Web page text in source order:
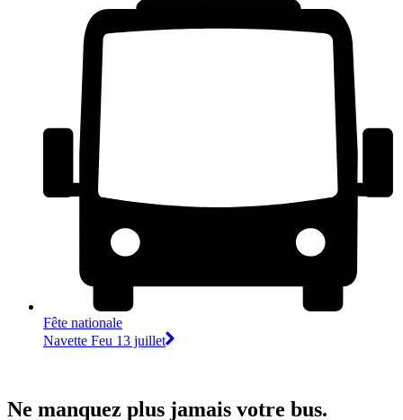
Fête nationale
Navette Feu 13 juillet
Ne manquez plus jamais votre bus.